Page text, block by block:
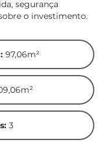
segurança
o investimento.
97,06m²
3